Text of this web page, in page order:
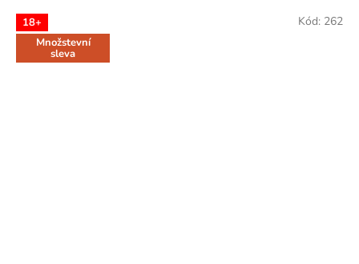
18+
Množstevní
sleva
Kód: 262